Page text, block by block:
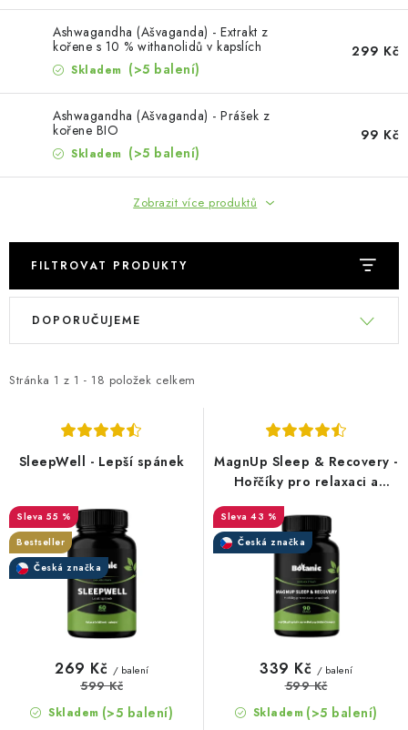
Doprava a platba Recenze
Věrnostní program
Proč Botanic?
Kontakty
Ashwagandha (Ašvaganda) - Extrakt z
kořene s 10 % withanolidů v kapslích
Skladem (>5 balení)
299 Kč
Ashwagandha (Ašvaganda) - Prášek z
kořene BIO
Skladem (>5 balení)
99 Kč
Zobrazit více produktů
FILTROVAT PRODUKTY
V
i
d
u
k
t
Stránka 1 z 1 - 18 položek celkem
Ř
e
p
o
d
u
k
DOPORUČUJEME
SleepWell - Lepší spánek
55 %
Bestseller
Česká značka
Skladem (>5 balení)
269 Kč / balení
599 Kč
MagnUp Sleep & Recovery -
Hořčíky pro relaxaci a
spánek
43 %
Česká značka
Skladem (>5 balení)
339 Kč / balení
599 Kč